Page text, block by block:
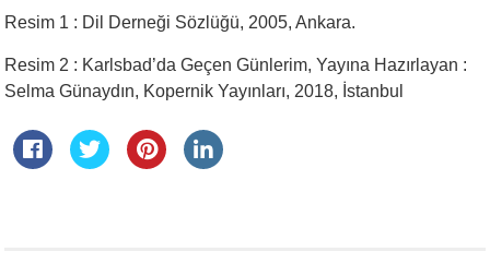
Resim 1 : Dil Derneği Sözlüğü, 2005, Ankara.
Resim 2 : Karlsbad’da Geçen Günlerim, Yayına Hazırlayan :
Selma Günaydın, Kopernik Yayınları, 2018, İstanbul